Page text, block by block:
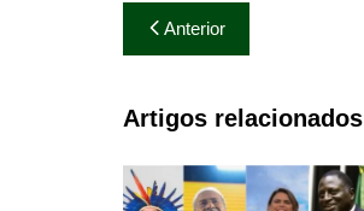
Navegação
de
Post
Anterior
Artigos relacionados